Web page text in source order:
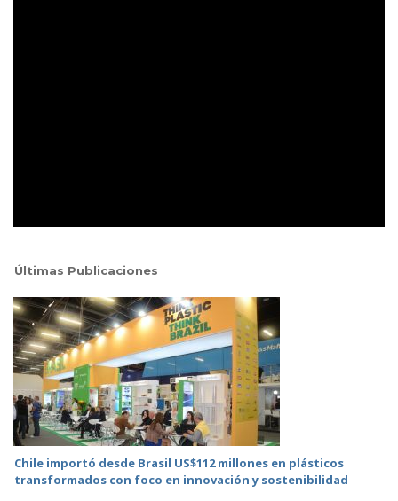
Últimas Publicaciones
Chile importó desde Brasil US$112 millones en plásticos
transformados con foco en innovación y sostenibilidad